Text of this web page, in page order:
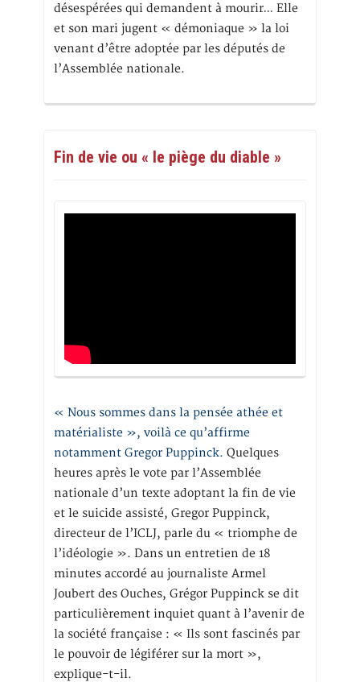
désespérées qui demandent à mourir… Elle
et son mari jugent « démoniaque » la loi
venant d’être adoptée par les députés de
l’Assemblée nationale.
Fin de vie ou « le piège du diable »
« Nous sommes dans la pensée athée et
matérialiste », voilà ce qu’affirme
notamment Gregor Puppinck. Quelques
heures après le vote par l’Assemblée
nationale d’un texte adoptant la fin de vie
et le suicide assisté, Gregor Puppinck,
directeur de l’ICLJ, parle du « triomphe de
l’idéologie ». Dans un entretien de 18
minutes accordé au journaliste Armel
Joubert des Ouches, Grégor Puppinck se dit
particulièrement inquiet quant à l’avenir de
la société française : « Ils sont fascinés par
le pouvoir de légiférer sur la mort »,
explique-t-il.